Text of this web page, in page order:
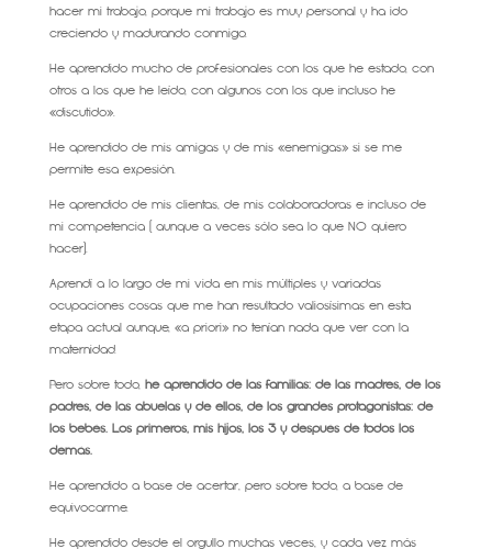
hacer mi trabajo, porque mi trabajo es muy personal y ha ido
creciendo y madurando conmigo.
He aprendido mucho de profesionales con los que he estado, con
otros a los que he leído, con algunos con los que incluso he
«discutido».
He aprendido de mis amigas y de mis «enemigas» si se me
permite esa expesión.
He aprendido de mis clientas, de mis colaboradoras e incluso de
mi competencia ( aunque a veces sólo sea lo que NO quiero
hacer).
Aprendí a lo largo de mi vida en mis múltiples y variadas
ocupaciones cosas que me han resultado valiosísimas en esta
etapa actual aunque, «a priori» no tenían nada que ver con la
maternidad.
Pero sobre todo, he aprendido de las familias: de las madres, de los
padres, de las abuelas y de ellos, de los grandes protagonistas: de
los bebés. Los primeros, mis hijos, los 3 y después de todos los
demás.
He aprendido a base de acertar, pero sobre todo, a base de
equivocarme.
He aprendido desde el orgullo muchas veces, y cada vez más